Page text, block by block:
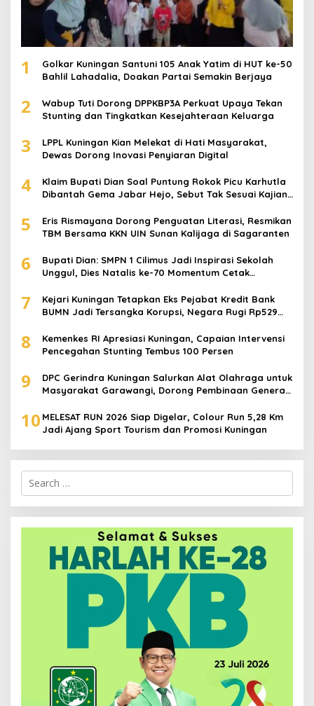
1
Golkar Kuningan Santuni 105 Anak Yatim di HUT ke-50
Bahlil Lahadalia, Doakan Partai Semakin Berjaya
2
Wabup Tuti Dorong DPPKBP3A Perkuat Upaya Tekan
Stunting dan Tingkatkan Kesejahteraan Keluarga
3
LPPL Kuningan Kian Melekat di Hati Masyarakat,
Dewas Dorong Inovasi Penyiaran Digital
4
Klaim Bupati Dian Soal Puntung Rokok Picu Karhutla
Dibantah Gema Jabar Hejo, Sebut Tak Sesuai Kajian
5
Eris Rismayana Dorong Penguatan Literasi, Resmikan
TBM Bersama KKN UIN Sunan Kalijaga di Sagaranten
6
Bupati Dian: SMPN 1 Cilimus Jadi Inspirasi Sekolah
Unggul, Dies Natalis ke-70 Momentum Cetak
7
Kejari Kuningan Tetapkan Eks Pejabat Kredit Bank
BUMN Jadi Tersangka Korupsi, Negara Rugi Rp529
8
Kemenkes RI Apresiasi Kuningan, Capaian Intervensi
Pencegahan Stunting Tembus 100 Persen
9
DPC Gerindra Kuningan Salurkan Alat Olahraga untuk
Masyarakat Garawangi, Dorong Pembinaan Generasi
10 MELESAT RUN 2026 Siap Digelar, Colour Run 5,28 Km
Jadi Ajang Sport Tourism dan Promosi Kuningan
Search
for: